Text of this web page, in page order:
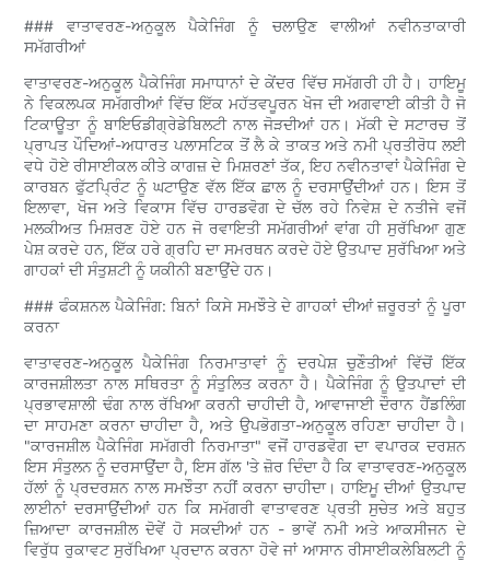
### ਵਾਤਾਵਰਣ-ਅਨੁਕੂਲ ਪੈਕੇਜਿੰਗ ਨੂੰ ਚਲਾਉਣ ਵਾਲੀਆਂ ਨਵੀਨਤਾਕਾਰੀ
ਸਮੱਗਰੀਆਂ
ਵਾਤਾਵਰਣ-ਅਨੁਕੂਲ ਪੈਕੇਜਿੰਗ ਸਮਾਧਾਨਾਂ ਦੇ ਕੇਂਦਰ ਵਿੱਚ ਸਮੱਗਰੀ ਹੀ ਹੈ। ਹਾਇਮੂ
ਨੇ ਵਿਕਲਪਕ ਸਮੱਗਰੀਆਂ ਵਿੱਚ ਇੱਕ ਮਹੱਤਵਪੂਰਨ ਖੋਜ ਦੀ ਅਗਵਾਈ ਕੀਤੀ ਹੈ ਜੋ
ਟਿਕਾਊਤਾ ਨੂੰ ਬਾਇਓਡੀਗ੍ਰੇਡੇਬਿਲਟੀ ਨਾਲ ਜੋੜਦੀਆਂ ਹਨ। ਮੱਕੀ ਦੇ ਸਟਾਰਚ ਤੋਂ
ਪ੍ਰਾਪਤ ਪੌਦਿਆਂ-ਅਧਾਰਤ ਪਲਾਸਟਿਕ ਤੋਂ ਲੈ ਕੇ ਤਾਕਤ ਅਤੇ ਨਮੀ ਪ੍ਰਤੀਰੋਧ ਲਈ
ਵਧੇ ਹੋਏ ਰੀਸਾਈਕਲ ਕੀਤੇ ਕਾਗਜ਼ ਦੇ ਮਿਸ਼ਰਣਾਂ ਤੱਕ, ਇਹ ਨਵੀਨਤਾਵਾਂ ਪੈਕੇਜਿੰਗ ਦੇ
ਕਾਰਬਨ ਫੁੱਟਪ੍ਰਿੰਟ ਨੂੰ ਘਟਾਉਣ ਵੱਲ ਇੱਕ ਛਾਲ ਨੂੰ ਦਰਸਾਉਂਦੀਆਂ ਹਨ। ਇਸ ਤੋਂ
ਇਲਾਵਾ, ਖੋਜ ਅਤੇ ਵਿਕਾਸ ਵਿੱਚ ਹਾਰਡਵੋਗ ਦੇ ਚੱਲ ਰਹੇ ਨਿਵੇਸ਼ ਦੇ ਨਤੀਜੇ ਵਜੋਂ
ਮਲਕੀਅਤ ਮਿਸ਼ਰਣ ਹੋਏ ਹਨ ਜੋ ਰਵਾਇਤੀ ਸਮੱਗਰੀਆਂ ਵਾਂਗ ਹੀ ਸੁਰੱਖਿਆ ਗੁਣ
ਪੇਸ਼ ਕਰਦੇ ਹਨ, ਇੱਕ ਹਰੇ ਗ੍ਰਹਿ ਦਾ ਸਮਰਥਨ ਕਰਦੇ ਹੋਏ ਉਤਪਾਦ ਸੁਰੱਖਿਆ ਅਤੇ
ਗਾਹਕਾਂ ਦੀ ਸੰਤੁਸ਼ਟੀ ਨੂੰ ਯਕੀਨੀ ਬਣਾਉਂਦੇ ਹਨ।
### ਫੰਕਸ਼ਨਲ ਪੈਕੇਜਿੰਗ: ਬਿਨਾਂ ਕਿਸੇ ਸਮਝੌਤੇ ਦੇ ਗਾਹਕਾਂ ਦੀਆਂ ਜ਼ਰੂਰਤਾਂ ਨੂੰ ਪੂਰਾ
ਕਰਨਾ
ਵਾਤਾਵਰਣ-ਅਨੁਕੂਲ ਪੈਕੇਜਿੰਗ ਨਿਰਮਾਤਾਵਾਂ ਨੂੰ ਦਰਪੇਸ਼ ਚੁਣੌਤੀਆਂ ਵਿੱਚੋਂ ਇੱਕ
ਕਾਰਜਸ਼ੀਲਤਾ ਨਾਲ ਸਥਿਰਤਾ ਨੂੰ ਸੰਤੁਲਿਤ ਕਰਨਾ ਹੈ। ਪੈਕੇਜਿੰਗ ਨੂੰ ਉਤਪਾਦਾਂ ਦੀ
ਪ੍ਰਭਾਵਸ਼ਾਲੀ ਢੰਗ ਨਾਲ ਰੱਖਿਆ ਕਰਨੀ ਚਾਹੀਦੀ ਹੈ, ਆਵਾਜਾਈ ਦੌਰਾਨ ਹੈਂਡਲਿੰਗ
ਦਾ ਸਾਹਮਣਾ ਕਰਨਾ ਚਾਹੀਦਾ ਹੈ, ਅਤੇ ਉਪਭੋਗਤਾ-ਅਨੁਕੂਲ ਰਹਿਣਾ ਚਾਹੀਦਾ ਹੈ।
"ਕਾਰਜਸ਼ੀਲ ਪੈਕੇਜਿੰਗ ਸਮੱਗਰੀ ਨਿਰਮਾਤਾ" ਵਜੋਂ ਹਾਰਡਵੋਗ ਦਾ ਵਪਾਰਕ ਦਰਸ਼ਨ
ਇਸ ਸੰਤੁਲਨ ਨੂੰ ਦਰਸਾਉਂਦਾ ਹੈ, ਇਸ ਗੱਲ 'ਤੇ ਜ਼ੋਰ ਦਿੰਦਾ ਹੈ ਕਿ ਵਾਤਾਵਰਣ-ਅਨੁਕੂਲ
ਹੱਲਾਂ ਨੂੰ ਪ੍ਰਦਰਸ਼ਨ ਨਾਲ ਸਮਝੌਤਾ ਨਹੀਂ ਕਰਨਾ ਚਾਹੀਦਾ। ਹਾਇਮੂ ਦੀਆਂ ਉਤਪਾਦ
ਲਾਈਨਾਂ ਦਰਸਾਉਂਦੀਆਂ ਹਨ ਕਿ ਸਮੱਗਰੀ ਵਾਤਾਵਰਣ ਪ੍ਰਤੀ ਸੁਚੇਤ ਅਤੇ ਬਹੁਤ
ਜ਼ਿਆਦਾ ਕਾਰਜਸ਼ੀਲ ਦੋਵੇਂ ਹੋ ਸਕਦੀਆਂ ਹਨ - ਭਾਵੇਂ ਨਮੀ ਅਤੇ ਆਕਸੀਜਨ ਦੇ
ਵਿਰੁੱਧ ਰੁਕਾਵਟ ਸੁਰੱਖਿਆ ਪ੍ਰਦਾਨ ਕਰਨਾ ਹੋਵੇ ਜਾਂ ਆਸਾਨ ਰੀਸਾਈਕਲੇਬਿਲਟੀ ਨੂੰ